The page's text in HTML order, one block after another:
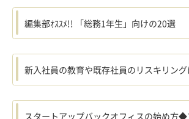
編集部ｵｽｽﾒ!! 「総務1年生」向けの20選
新入社員の教育や既存社員のリスキリング
スタートアップバックオフィスの始め方